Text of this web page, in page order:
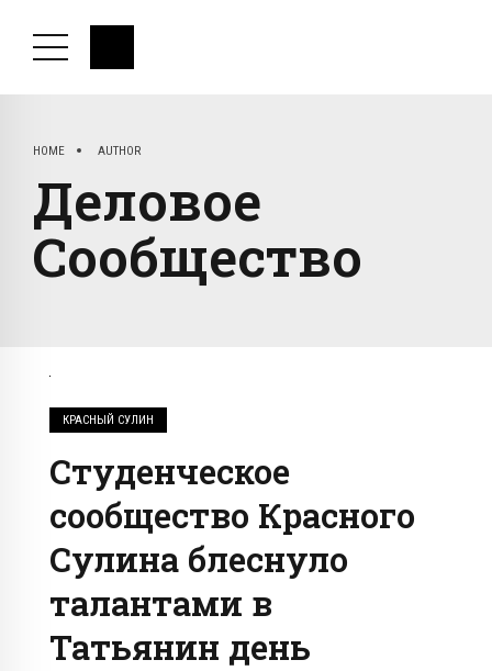
HOME AUTHOR
Деловое
Сообщество
КРАСНЫЙ СУЛИН
Студенческое
сообщество Красного
Сулина блеснуло
талантами в
Татьянин день